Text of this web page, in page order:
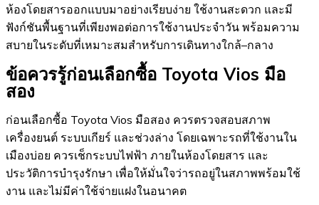
ห้องโดยสารออกแบบมาอย่างเรียบง่าย ใช้งานสะดวก และมี
ฟังก์ชันพื้นฐานที่เพียงพอต่อการใช้งานประจำวัน พร้อมความ
สบายในระดับที่เหมาะสมสำหรับการเดินทางใกล้–กลาง
ข้อควรรู้ก่อนเลือกซื้อ Toyota Vios มือ
สอง
ก่อนเลือกซื้อ Toyota Vios มือสอง ควรตรวจสอบสภาพ
เครื่องยนต์ ระบบเกียร์ และช่วงล่าง โดยเฉพาะรถที่ใช้งานใน
เมืองบ่อย ควรเช็กระบบไฟฟ้า ภายในห้องโดยสาร และ
ประวัติการบำรุงรักษา เพื่อให้มั่นใจว่ารถอยู่ในสภาพพร้อมใช้
งาน และไม่มีค่าใช้จ่ายแฝงในอนาคต